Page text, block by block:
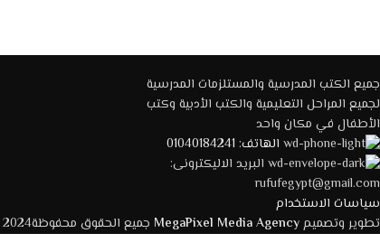
جميع الكتب المدرسية والمستلزمات المدرسية
لجميع المراحل التعليمية والكتب الأدبية وكتب
الأطفال في مكان واحد
الهاتف: 01040184241
البريد الاليكترونى:
rufufegypt@gmail.com
سياسات الاستخدام
تطوير وتصميمMegaPixel Media Agency جميع الحقوق محفوظة2024